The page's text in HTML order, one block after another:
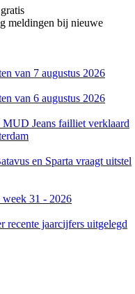
meldingen bij nieuwe
van 7 augustus 2026
van 6 augustus 2026
Jeans failliet verklaard
en Sparta vraagt uitstel
31 - 2026
recente jaarcijfers uitgelegd